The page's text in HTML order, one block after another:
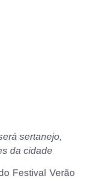
sertanejo,
da cidade
Festival Verão